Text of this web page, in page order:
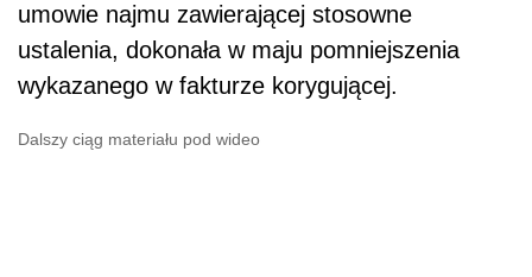
umowie najmu zawierającej stosowne
ustalenia, dokonała w maju pomniejszenia
wykazanego w fakturze korygującej.
Dalszy ciąg materiału pod wideo